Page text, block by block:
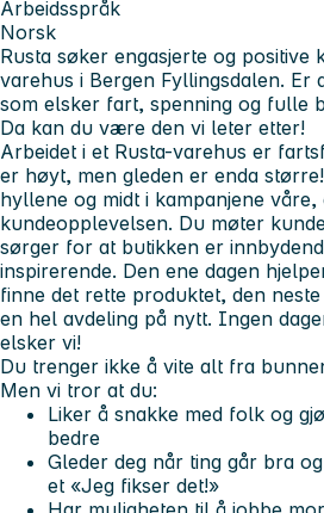
Arbeidsspråk
Norsk
Rusta søker engasjerte og
varehus i Bergen Fyllingsdalen. Er
som elsker fart, spenning og fulle
Da kan du være den vi leter etter!
Arbeidet i et Rusta-varehus er
er høyt, men gleden er enda
hyllene og midt i kampanjene
kundeopplevelsen. Du møter
sørger for at butikken er
inspirerende. Den ene dagen
finne det rette produktet, den
en hel avdeling på nytt. Ingen
elsker vi!
Du trenger ikke å vite alt fra
Men vi tror at du:
Liker å snakke med folk og
bedre
Gleder deg når ting går bra
et «Jeg fikser det!»